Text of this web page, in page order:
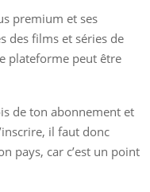
premium et ses
des films et séries de
plateforme peut être
de ton abonnement et
il faut donc
pays, car c’est un point